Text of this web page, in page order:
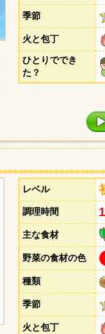
季節
火と包丁
ひとりででき
た？
レベル
調理時間
主な食材
野菜の食材の色
種類
季節
火と包丁